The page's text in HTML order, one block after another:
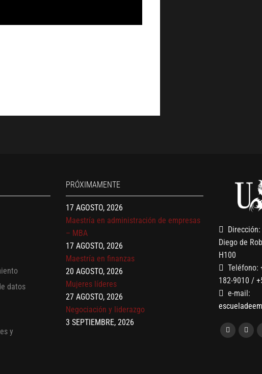
datos
y
PRÓXIMAMENTE
17 AGOSTO, 2026
Maestría en administración de empresas
– MBA
17 AGOSTO, 2026
Maestría en finanzas
20 AGOSTO, 2026
Mujeres líderes
27 AGOSTO, 2026
Negociación y liderazgo
3 SEPTIEMBRE, 2026
Comunicación con IA
7 SEPTIEMBRE, 2026
Diego de
H100
Teléfono:
182-9010 /
e-mail: